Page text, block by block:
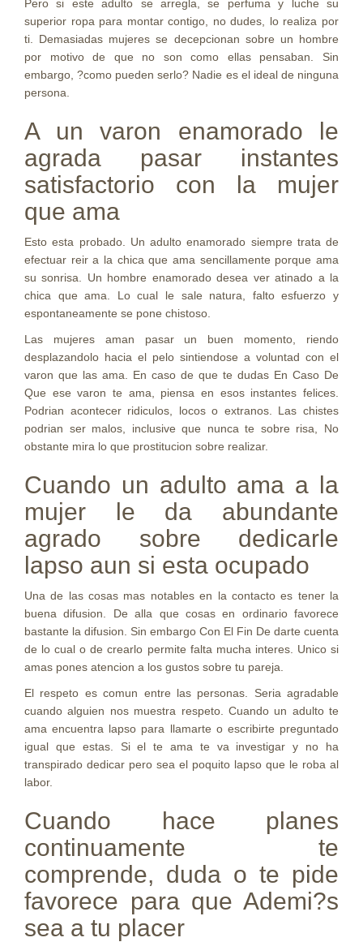
Pero si este adulto se arregla, se perfuma y luche su
superior ropa para montar contigo, no dudes, lo realiza por
ti. Demasiadas mujeres se decepcionan sobre un hombre
por motivo de que no son como ellas pensaban. Sin
embargo, ?como pueden serlo? Nadie es el ideal de ninguna
persona.
A un varon enamorado le
agrada pasar instantes
satisfactorio con la mujer
que ama
Esto esta probado. Un adulto enamorado siempre trata de
efectuar reir a la chica que ama sencillamente porque ama
su sonrisa. Un hombre enamorado desea ver atinado a la
chica que ama. Lo cual le sale natura, falto esfuerzo y
espontaneamente se pone chistoso.
Las mujeres aman pasar un buen momento, riendo
desplazandolo hacia el pelo sintiendose a voluntad con el
varon que las ama. En caso de que te dudas En Caso De
Que ese varon te ama, piensa en esos instantes felices.
Podri­an acontecer ridiculos, locos o extranos. Las chistes
podri­an ser malos, inclusive que nunca te sobre risa, No
obstante mira lo que prostitucion sobre realizar.
Cuando un adulto ama a la
mujer le da abundante
agrado sobre dedicarle
lapso aun si esta ocupado
Una de las cosas mas notables en la contacto es tener la
buena difusion. De alla que cosas en ordinario favorece
bastante la difusion. Sin embargo Con El Fin De darte cuenta
de lo cual o de crearlo permite falta mucha interes. Unico si
amas pones atencion a los gustos sobre tu pareja.
El respeto es comun entre las personas. Seri­a agradable
cuando alguien nos muestra respeto. Cuando un adulto te
ama encuentra lapso para llamarte o escribirte preguntado
igual que estas. Si el te ama te va investigar y no ha
transpirado dedicar pero sea el poquito lapso que le roba al
labor.
Cuando hace planes
continuamente te
comprende, duda o te pide
favorece para que Ademi?s
sea a tu placer